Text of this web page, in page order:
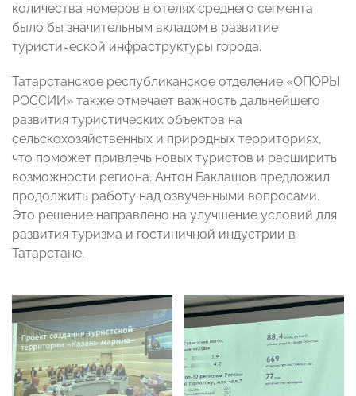
количества номеров в отелях среднего сегмента
было бы значительным вкладом в развитие
туристической инфраструктуры города.
Татарстанское республиканское отделение «ОПОРЫ
РОССИИ» также отмечает важность дальнейшего
развития туристических объектов на
сельскохозяйственных и природных территориях,
что поможет привлечь новых туристов и расширить
возможности региона. Антон Баклашов предложил
продолжить работу над озвученными вопросами.
Это решение направлено на улучшение условий для
развития туризма и гостиничной индустрии в
Татарстане.